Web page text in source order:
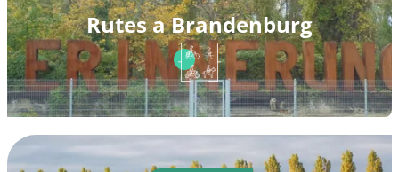
Rutes a Brandenburg